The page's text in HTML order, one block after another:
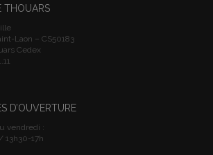
THOUARS
Laon – CS50183
Cedex
D’OUVERTURE
vendredi :
13h30-17h